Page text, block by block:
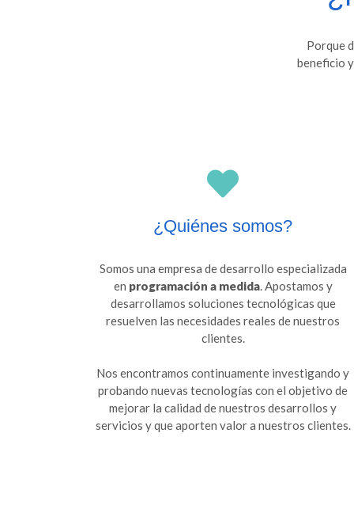
Porque
beneficio
¿Quiénes somos?
Somos una empresa de desarrollo especializada
en programación a medida. Apostamos y
desarrollamos soluciones tecnológicas que
resuelven las necesidades reales de nuestros
clientes.
Nos encontramos continuamente investigando y
probando nuevas tecnologías con el objetivo de
mejorar la calidad de nuestros desarrollos y
servicios y que aporten valor a nuestros clientes.